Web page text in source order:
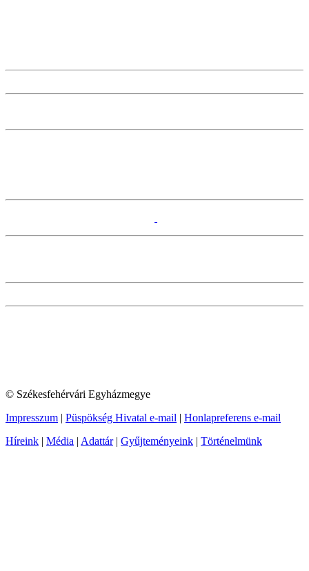
© Székesfehérvári Egyházmegye
Impresszum | Püspökség Hivatal e-mail | Honlapreferens e-mail
Híreink | Média | Adattár| Gyűjteményeink | Történelmünk